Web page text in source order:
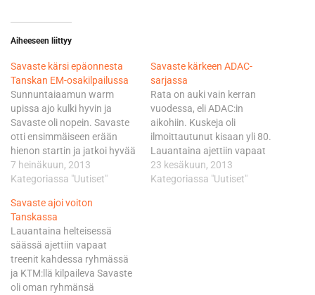
Aiheeseen liittyy
Savaste kärsi epäonnesta
Tanskan EM-osakilpailussa
Sunnuntaiaamun warm
upissa ajo kulki hyvin ja
Savaste oli nopein. Savaste
otti ensimmäiseen erään
hienon startin ja jatkoi hyvää
ajoa, kunnes viimeisillä
kierroksilla pyörään tuli
kärjestä sijalle 14. Ennen
toista erää mekaanikko oli
täystyöllistetty, jotta
treenipyörään saatiin
vaihdettua kisapyörän osia.
Ennen starttiin lähtöä
kuitenkin huomattiin,…
7 heinäkuun, 2013
Kategoriassa "Uutiset"
Savaste kärkeen ADAC-
sarjassa
Rata on auki vain kerran
vuodessa, eli ADAC:in
aikohiin. Kuskeja oli
ilmoittautunut kisaan yli 80.
Lauantaina ajettiin vapaat
harjoitukset aurinkoisessa
säässä ja Savaste oli oman
23 kesäkuun, 2013
Kategoriassa "Uutiset"
Savaste ajoi voiton
Tanskassa
Lauantaina helteisessä
säässä ajettiin vapaat
treenit kahdessa ryhmässä
ja KTM:llä kilpaileva Savaste
oli oman ryhmänsä